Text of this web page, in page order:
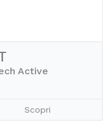
Active
Scopri